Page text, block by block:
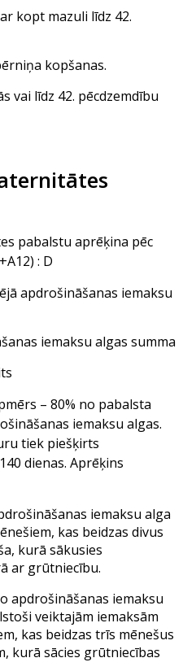
kopt mazuli līdz 42.
kopšanas.
vai līdz 42. pēcdzemdību
pabalstu aprēķina pēc
: D
apdrošināšanas iemaksu
iemaksu algas summa
– 80% no pabalsta
iemaksu algas.
tiek piešķirts
dienas. Aprēķins
iemaksu alga
kas beidzas divus
kurā sākusies
ar grūtniecību.
apdrošināšanas iemaksu
veiktajām iemaksām
kas beidzas trīs mēnešus
kurā sācies grūtniecības